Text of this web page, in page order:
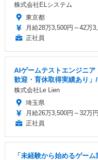
株式会社ELシステム
東京都
月給28万3,500円～42万
正社員
AIゲームテストエンジニ
歓迎・育休取得実績あり
株式会社Le Lien
埼玉県
月給26万3,500円～32万円
正社員
「未経験から始めるゲー